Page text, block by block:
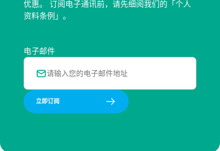
优惠。 订阅电子通讯前，请先细阅我们的「个人
资料条例」。
电子邮件
立即订阅